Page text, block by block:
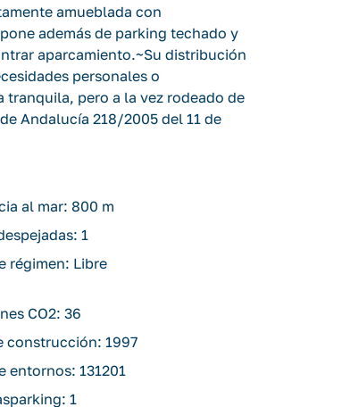
amueblada con
además de parking techado y
aparcamiento.~Su distribución
personales o
tranquila, pero a la vez rodeado de
Andalucía 218/2005 del 11 de
impuestos, honorarios de la
al mar: 800 m
1
régimen: Libre
CO2: 36
construcción: 1997
entornos: 131201
1